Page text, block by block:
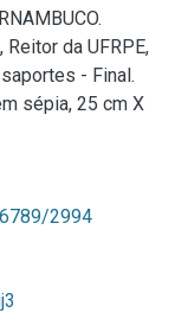
da UFRPE,
- Final.
sépia, 25 cm X
2994